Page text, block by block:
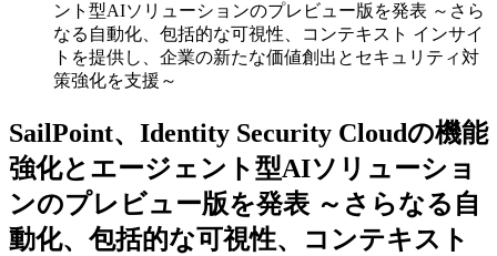
ント型AIソリューションのプレビュー版を発表 ～さら
なる自動化、包括的な可視性、コンテキスト インサイ
トを提供し、企業の新たな価値創出とセキュリティ対
策強化を支援～
SailPoint、Identity Security Cloudの機能
強化とエージェント型AIソリューショ
ンのプレビュー版を発表 ～さらなる自
動化、包括的な可視性、コンテキスト